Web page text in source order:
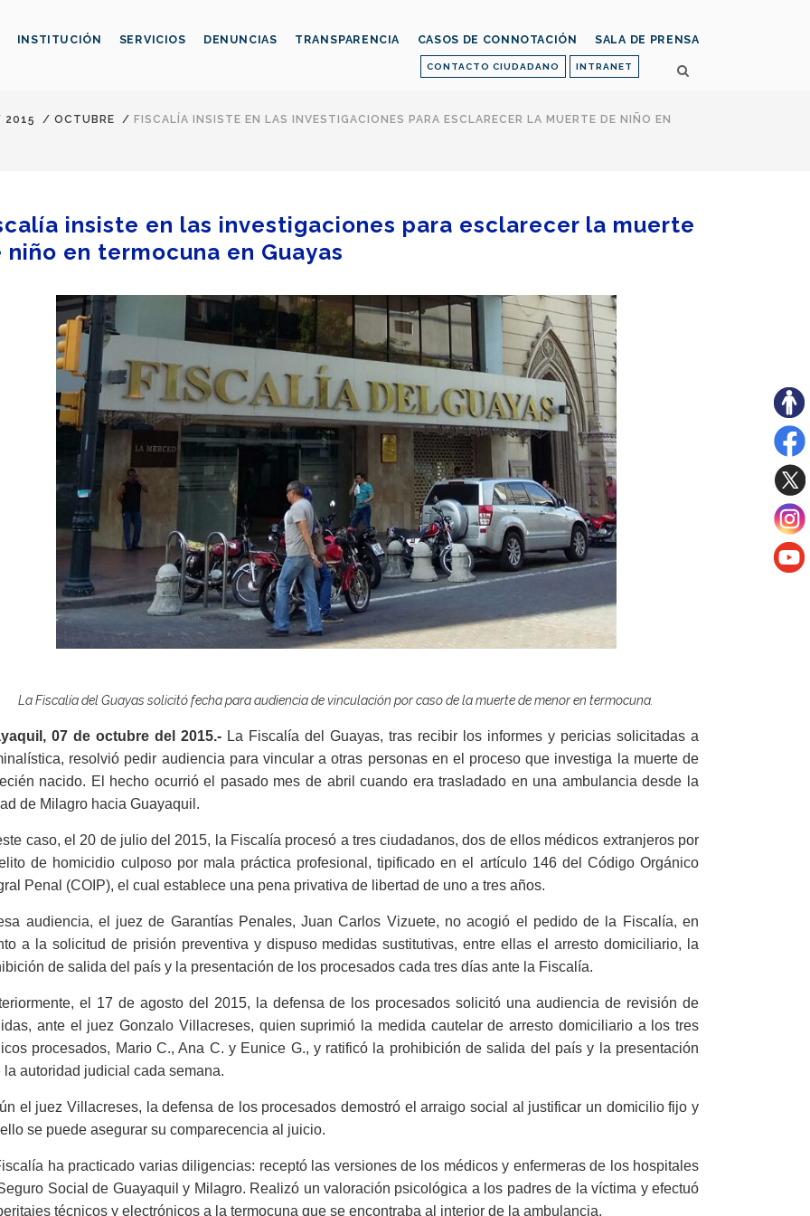
CONTACTO CIUDADANO INTRANET
INSTITUCIÓN SERVICIOS DENUNCIAS TRANSPARENCIA CASOS DE CONNOTACIÓN SALA DE PRENSA
2015 / OCTUBRE / FISCALÍA INSISTE EN LAS INVESTIGACIONES PARA ESCLARECER LA MUERTE DE NIÑO EN
insiste en las investigaciones para esclarecer la muerte
niño en termocuna en Guayas
La Fiscalía del Guayas solicitó fecha para audiencia de vinculación por caso de la muerte de menor en termocuna.
07 de octubre del 2015.- La Fiscalía del Guayas, tras recibir los informes y pericias solicitadas a
resolvió pedir audiencia para vincular a otras personas en el proceso que investiga la muerte de
nacido. El hecho ocurrió el pasado mes de abril cuando era trasladado en una ambulancia desde la
de Milagro hacia Guayaquil.
caso, el 20 de julio del 2015, la Fiscalía procesó a tres ciudadanos, dos de ellos médicos extranjeros por
de homicidio culposo por mala práctica profesional, tipificado en el artículo 146 del Código Orgánico
Penal (COIP), el cual establece una pena privativa de libertad de uno a tres años.
audiencia, el juez de Garantías Penales, Juan Carlos Vizuete, no acogió el pedido de la Fiscalía, en
a la solicitud de prisión preventiva y dispuso medidas sustitutivas, entre ellas el arresto domiciliario, la
de salida del país y la presentación de los procesados cada tres días ante la Fiscalía.
el 17 de agosto del 2015, la defensa de los procesados solicitó una audiencia de revisión de
ante el juez Gonzalo Villacreses, quien suprimió la medida cautelar de arresto domiciliario a los tres
procesados, Mario C., Ana C. y Eunice G., y ratificó la prohibición de salida del país y la presentación
la autoridad judicial cada semana.
el juez Villacreses, la defensa de los procesados demostró el arraigo social al justificar un domicilio fijo y
se puede asegurar su comparecencia al juicio.
ha practicado varias diligencias: receptó las versiones de los médicos y enfermeras de los hospitales
Social de Guayaquil y Milagro. Realizó un valoración psicológica a los padres de la víctima y efectuó
técnicos y electrónicos a la termocuna que se encontraba al interior de la ambulancia.